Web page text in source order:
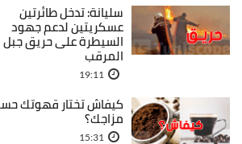
سليانة: تدخل طائرتين
عسكريتين لدعم جهود
السيطرة على حريق جبل
المرقب
19:11
كيفاش تختار قهوتك
مزاجك؟
15:31